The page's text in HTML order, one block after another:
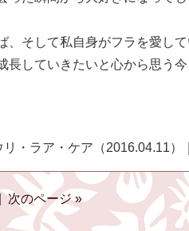
、そして私自身がフラを愛し
長していきたいと心から思う
・ラア・ケア（2016.04.11）｜
次のページ »